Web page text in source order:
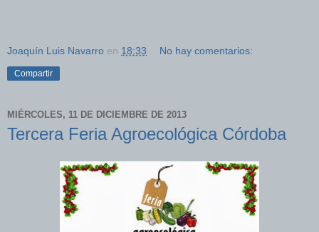
Joaquín Luis Navarro en 18:33 No hay comentarios:
Compartir
MIÉRCOLES, 11 DE DICIEMBRE DE 2013
Tercera Feria Agroecológica Córdoba